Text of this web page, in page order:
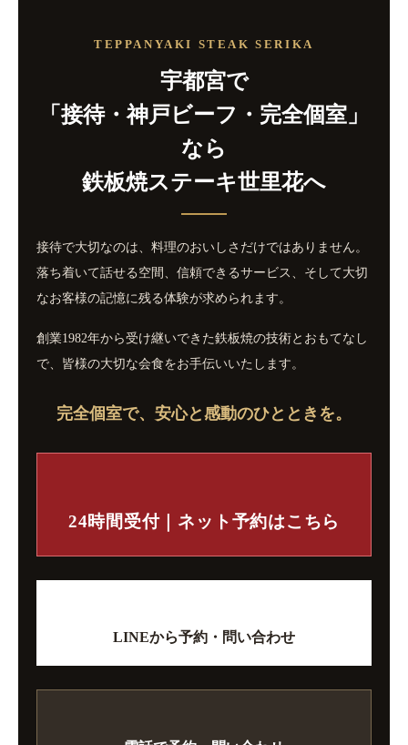
TEPPANYAKI STEAK SERIKA
宇都宮で
「接待・神戸ビーフ・完全個室」
なら
鉄板焼ステーキ世里花へ
接待で大切なのは、料理のおいしさだけではありません。
落ち着いて話せる空間、信頼できるサービス、そして大切
なお客様の記憶に残る体験が求められます。
創業1982年から受け継いできた鉄板焼の技術とおもてなし
で、皆様の大切な会食をお手伝いいたします。
完全個室で、安心と感動のひとときを。
24時間受付｜ネット予約はこちら
LINEから予約・問い合わせ